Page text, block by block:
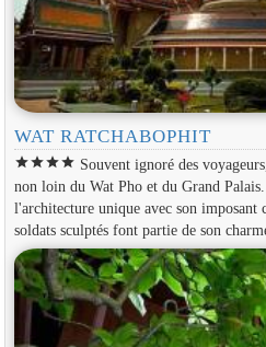
WAT RATCHABOPHIT
starstarstarstar Souvent ignoré des
non loin du Wat Pho et du Grand
l'architecture unique avec son imposant
soldats sculptés font partie de son